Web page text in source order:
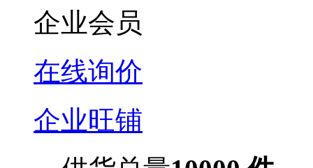
企业会员
在线询价
企业旺铺